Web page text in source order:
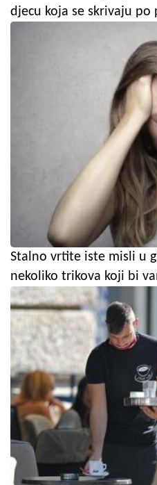
djecu koja se skrivaju
Stalno vrtite iste misli u
nekoliko trikova koji bi